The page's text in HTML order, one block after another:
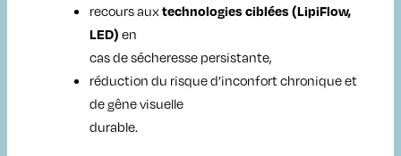
recours auxtechnologies ciblées (LipiFlow,
LED) en
cas de sécheresse persistante,
réduction du risque d’inconfort chronique et
de gêne visuelle
durable.